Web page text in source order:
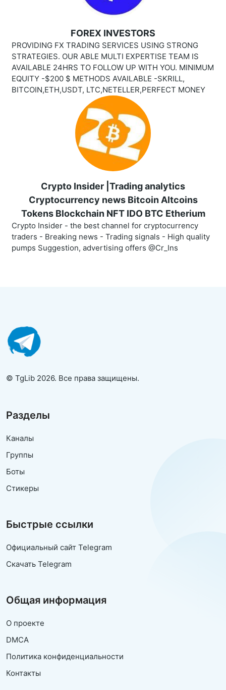
FOREX INVESTORS
PROVIDING FX TRADING SERVICES USING STRONG
STRATEGIES. OUR ABLE MULTI EXPERTISE TEAM IS
AVAILABLE 24HRS TO FOLLOW UP WITH YOU. MINIMUM
EQUITY -$200 $ METHODS AVAILABLE -SKRILL,
BITCOIN,ETH,USDT, LTC,NETELLER,PERFECT MONEY
Crypto Insider |Trading analytics
Cryptocurrency news Bitcoin Altcoins
Tokens Blockchain NFT IDO BTC Etherium
Crypto Insider - the best channel for cryptocurrency
traders - Breaking news - Trading signals - High quality
pumps Suggestion, advertising offers @Cr_Ins
© TgLib 2026. Все права защищены.
Разделы
Каналы
Группы
Боты
Стикеры
Быстрые ссылки
Официальный сайт Telegram
Скачать Telegram
Общая информация
О проекте
DMCA
Политика конфиденциальности
Контакты